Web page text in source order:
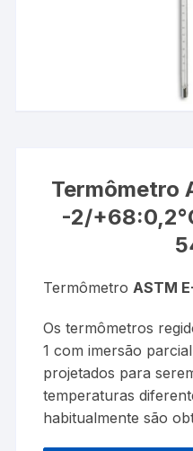
Termômetro
-2/
Termômetro ASTM
Os termômetros
1 com imersão
projetados para
temperaturas
habitualmente são